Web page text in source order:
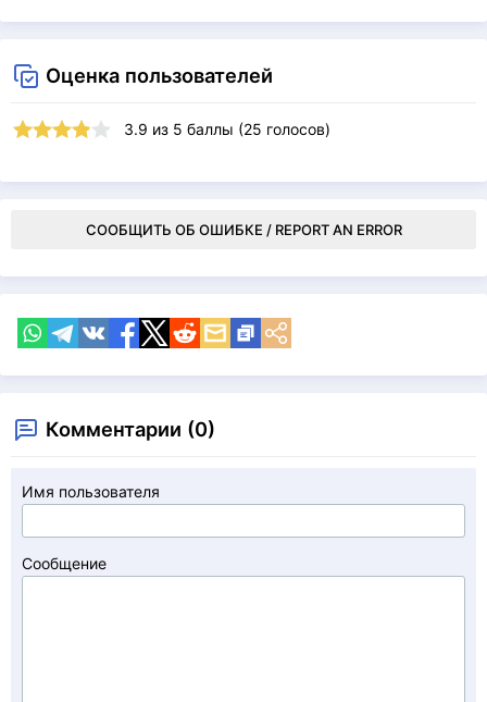
Оценка пользователей
3.9 из 5 баллы (25 голосов)
СООБЩИТЬ ОБ ОШИБКЕ / REPORT AN ERROR
Комментарии (0)
Имя пользователя
Сообщение